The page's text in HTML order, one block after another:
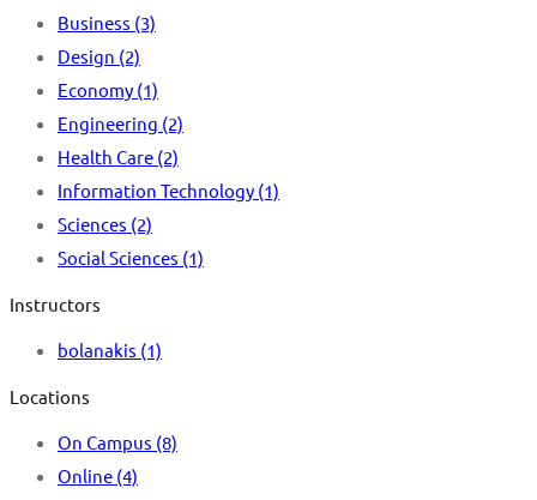
Business (3)
Design (2)
Economy (1)
Engineering (2)
Health Care (2)
Information Technology (1)
Sciences (2)
Social Sciences (1)
Instructors
bolanakis (1)
Locations
On Campus (8)
Online (4)